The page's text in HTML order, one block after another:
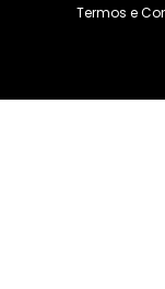
Termos e